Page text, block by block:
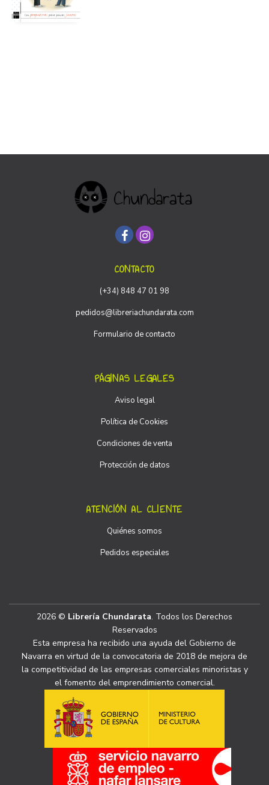
CONTACTO
(+34) 848 47 01 98
pedidos@libreriachundarata.com
Formulario de contacto
PÁGINAS LEGALES
Aviso legal
Política de Cookies
Condiciones de venta
Protección de datos
ATENCIÓN AL CLIENTE
Quiénes somos
Pedidos especiales
2026 © Librería Chundarata. Todos los Derechos
Reservados
Esta empresa ha recibido una ayuda del Gobierno de
Navarra en virtud de la convocatoria de 2018 de mejora de
la competitividad de las empresas comerciales minoristas y
el fomento del emprendimiento comercial.